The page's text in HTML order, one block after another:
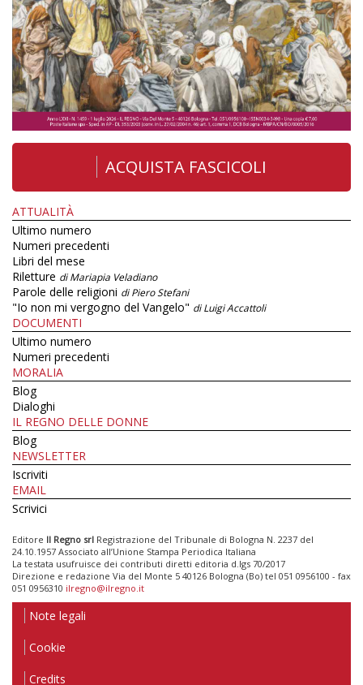
ACQUISTA FASCICOLI
ATTUALITÀ
Ultimo numero
Numeri precedenti
Libri del mese
Riletture di Mariapia Veladiano
Parole delle religioni di Piero Stefani
"Io non mi vergogno del Vangelo" di Luigi Accattoli
DOCUMENTI
Ultimo numero
Numeri precedenti
MORALIA
Blog
Dialoghi
IL REGNO DELLE DONNE
Blog
NEWSLETTER
Iscriviti
EMAIL
Scrivici
Editore Il Regno srl Registrazione del Tribunale di Bologna N. 2237 del
24.10.1957 Associato all’Unione Stampa Periodica Italiana
La testata usufruisce dei contributi diretti editoria d.lgs 70/2017
Direzione e redazione Via del Monte 5 40126 Bologna (Bo) tel 051 0956100 - fax
051 0956310 ilregno@ilregno.it
Note legali
Cookie
Credits